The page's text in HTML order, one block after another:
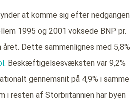
at komme sig efter nedgangen
1995 og 2001 voksede BNP pr.
året. Dette sammenlignes med 5,8%
Beskæftigelsesvæksten var 9,2%
gennemsnit på 4,9% i samme
i resten af Storbritannien har byen